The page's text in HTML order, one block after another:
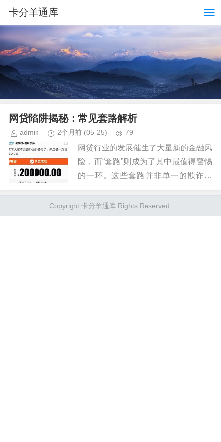
卡分羊通库
网贷陷阱揭秘：常见套路解析
admin 2个月前 (05-25) 79
网贷行业的发展催生了大量新的金融风
险，而“套路”则成为了其中最值得警惕
的一环。这些套路并非单一的欺诈手
造，巧妙地利用了消费者的认知偏差和
对便捷的渴望。最常见的莫过于“...
Copyright 卡分羊通库 Rights Reserved.